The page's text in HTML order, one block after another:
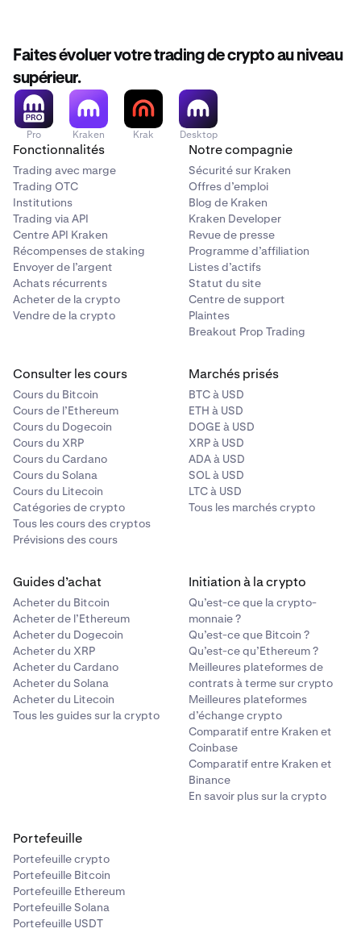
Faites évoluer votre trading de crypto au niveau
supérieur.
Pro Kraken Krak Desktop
Fonctionnalités
Trading avec marge
Trading OTC
Institutions
Trading via API
Centre API Kraken
Récompenses de staking
Envoyer de l’argent
Achats récurrents
Acheter de la crypto
Vendre de la crypto
Notre compagnie
Sécurité sur Kraken
Offres d’emploi
Blog de Kraken
Kraken Developer
Revue de presse
Programme d’affiliation
Listes d’actifs
Statut du site
Centre de support
Plaintes
Breakout Prop Trading
Consulter les cours
Cours du Bitcoin
Cours de l’Ethereum
Cours du Dogecoin
Cours du XRP
Cours du Cardano
Cours du Solana
Cours du Litecoin
Catégories de crypto
Tous les cours des cryptos
Prévisions des cours
Marchés prisés
BTC à USD
ETH à USD
DOGE à USD
XRP à USD
ADA à USD
SOL à USD
LTC à USD
Tous les marchés crypto
Guides d’achat
Acheter du Bitcoin
Acheter de l’Ethereum
Acheter du Dogecoin
Acheter du XRP
Acheter du Cardano
Acheter du Solana
Acheter du Litecoin
Tous les guides sur la crypto
Initiation à la crypto
Qu’est-ce que la crypto-
monnaie ?
Qu’est-ce que Bitcoin ?
Qu’est-ce qu’Ethereum ?
Meilleures plateformes de
contrats à terme sur crypto
Meilleures plateformes
d’échange crypto
Comparatif entre Kraken et
Coinbase
Comparatif entre Kraken et
Binance
En savoir plus sur la crypto
Portefeuille
Portefeuille crypto
Portefeuille Bitcoin
Portefeuille Ethereum
Portefeuille Solana
Portefeuille USDT